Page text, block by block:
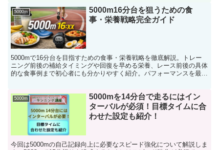
5000m
5000m16分台を狙うための食
事・栄養戦略完全ガイド
5000mで16分台を目指すための食事・栄養戦略を徹底解説。トレー
ニング前後の補給タイミングや回復を早める栄養、レース前後の具体
的な食事例まで初心者にも分かりやすく紹介。パフォーマンスを最大
5000m
5000mを14分台で走るにはイン
ターバルが必須！目標タイムに合
わせた設定も紹介！
今回は5000mの自己記録向上に必要なスピード強化について解説しま